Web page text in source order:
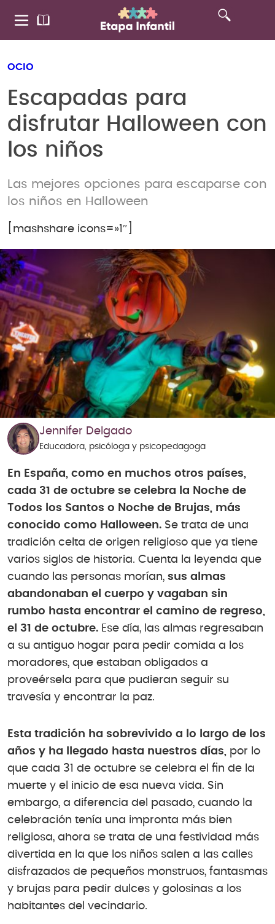
OCIO
Escapadas para
disfrutar Halloween con
los niños
Las mejores opciones para escaparse con
los niños en Halloween
[mashshare icons=»1″]
Jennifer Delgado
Educadora, psicóloga y psicopedagoga
En España, como en muchos otros países,
cada 31 de octubre se celebra la Noche de
Todos los Santos o Noche de Brujas, más
conocido como Halloween. Se trata de una
tradición celta de origen religioso que ya tiene
varios siglos de historia. Cuenta la leyenda que
cuando las personas morían, sus almas
abandonaban el cuerpo y vagaban sin
rumbo hasta encontrar el camino de regreso,
el 31 de octubre. Ese día, las almas regresaban
a su antiguo hogar para pedir comida a los
moradores, que estaban obligados a
proveérsela para que pudieran seguir su
travesía y encontrar la paz.
Esta tradición ha sobrevivido a lo largo de los
años y ha llegado hasta nuestros días, por lo
que cada 31 de octubre se celebra el fin de la
muerte y el inicio de esa nueva vida. Sin
embargo, a diferencia del pasado, cuando la
celebración tenía una impronta más bien
religiosa, ahora se trata de una festividad más
divertida en la que los niños salen a las calles
disfrazados de pequeños monstruos, fantasmas
y brujas para pedir dulces y golosinas a los
habitantes del vecindario.